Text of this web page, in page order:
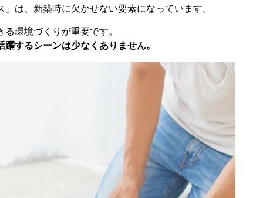
は、新築時に欠かせない要素になっています。
環境づくりが重要です。
するシーンは少なくありません。